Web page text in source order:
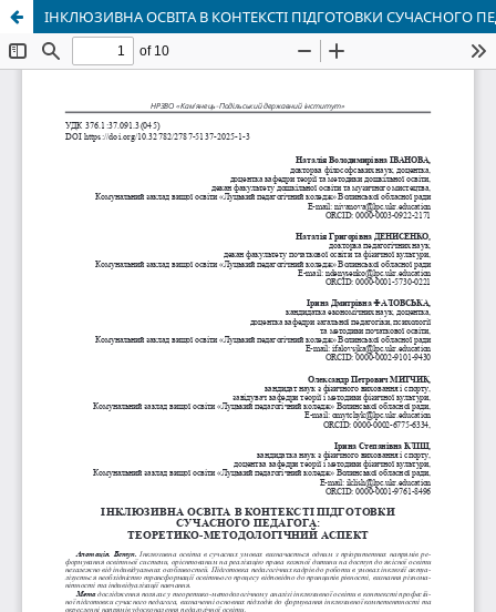
ІНКЛЮЗИВНА ОСВІТА В КОНТЕКСТІ ПІДГОТОВКИ СУЧАСНОГО